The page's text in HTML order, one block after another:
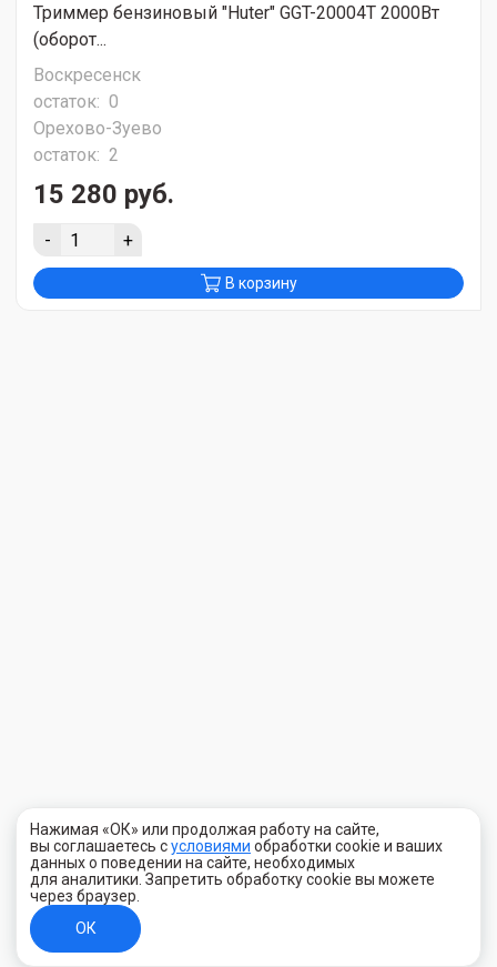
Триммер бензиновый "Huter" GGT-20004T 2000Вт
(оборот...
Воскресенск
остаток: 0
Орехово-Зуево
остаток: 2
15 280 руб.
- +
В корзину
Нажимая «ОК» или продолжая работу на сайте,
вы соглашаетесь сусловиями обработки cookie и ваших
данных о поведении на сайте, необходимых
для аналитики. Запретить обработку cookie вы можете
через браузер.
ОК